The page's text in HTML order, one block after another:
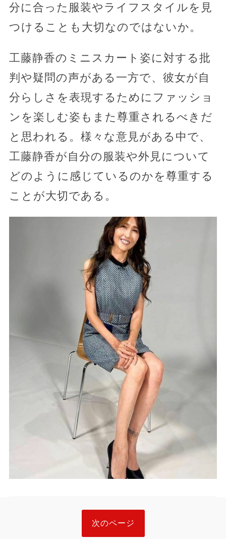
分に合った服装やライフスタイルを見
つけることも大切なのではないか。
工藤静香のミニスカート姿に対する批
判や疑問の声がある一方で、彼女が自
分らしさを表現するためにファッショ
ンを楽しむ姿もまた尊重されるべきだ
と思われる。様々な意見がある中で、
工藤静香が自分の服装や外見について
どのように感じているのかを尊重する
ことが大切である。
次のページ